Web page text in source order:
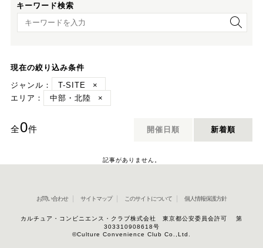
キーワード検索
キーワード検索
現在の絞り込み条件
ジャンル：
T-SITE
×
エリア：
中部・北陸 ×
全0件 開催日順 新着順
記事がありません。
お問い合わせ サイトマップ このサイトについて 個人情報保護方針
カルチュア・コンビニエンス・クラブ株式会社 東京都公安委員会許可 第
303310908618号
©Culture Convenience Club Co.,Ltd.